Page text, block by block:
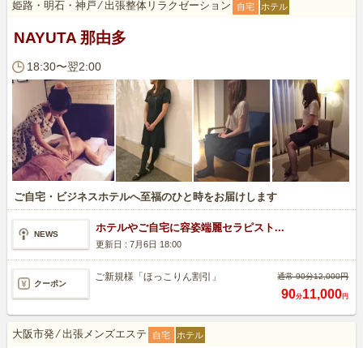
姫路・明石・神戸 ⁄出張整体リラクゼーション ホテル
自宅
NAYUTA 那由多
18:30〜翌2:00
ご自宅・ビジネスホテルへ至福のひと時をお届けします
NEWS
ホテルやご自宅に容姿端麗セラピスト...
更新日 : 7月6日 18:00
クーポン
ご新規様「ほっこりん割引」 通常 90分12,000円
90分11,000円
大阪市発 ⁄出張メンズエステ ホテル
自宅